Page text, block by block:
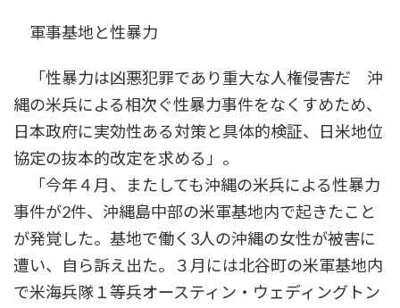
軍事基地と性暴力
「性暴力は凶悪犯罪であり重大な人権侵害だ 沖
縄の米兵による相次ぐ性暴力事件をなくすめため、
日本政府に実効性ある対策と具体的検証、日米地位
協定の抜本的改定を求める」。
「今年４月、またしても沖縄の米兵による性暴力
事件が2件、沖縄島中部の米軍基地内で起きたこと
が発覚した。基地で働く3人の沖縄の女性が被害に
遭い、自ら訴え出た。３月には北谷町の米軍基地内
で米海兵隊１等兵オースティン・ウェディングトン